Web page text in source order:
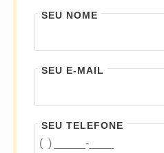
SEU NOME
SEU E-MAIL
SEU TELEFONE